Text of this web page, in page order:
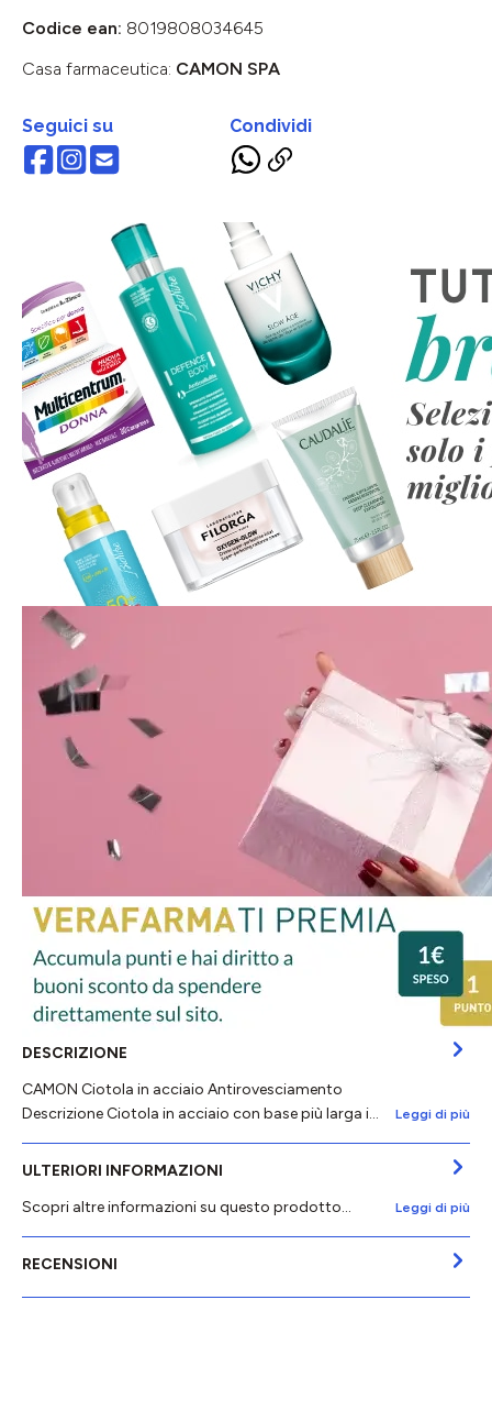
Codice ean: 8019808034645
Casa farmaceutica: CAMON SPA
Seguici su Condividi
DESCRIZIONE
CAMON Ciotola in acciaio Antirovesciamento
Descrizione Ciotola in acciaio con base più larga i…
Leggi di più
ULTERIORI INFORMAZIONI
Scopri altre informazioni su questo prodotto...
Leggi di più
RECENSIONI